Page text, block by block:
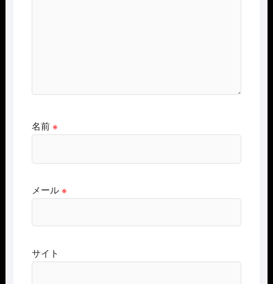
名前 ※
メール ※
サイト